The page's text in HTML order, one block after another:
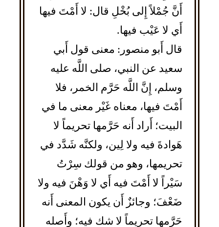
أَنَّ جُمْلاً إِلى بُخْلِ قال: لا أَمْتَ فيها
أَي لا عَيْب فيها.
قال أَبو منصور: معنى قول أَبي
سعيد عن النبي، صلى اللَّه عليه
وسلم، إِنَّ اللَّه حَرَّم الخمر، فلا
أَمْتَ فيها، معناه غَيْر معنى ما في
البيت؛ أَراد أَنه حَرَّمها تحريماً لا
هَوادةَ فيه ولا لِين، ولكنَّه شَدَّد في
تحريمها، وهو من قولك سِرْتُ
سَيْراً لا أَمْتَ فيه أَي لا وَهْنَ فيه ولا
ضَعْفَ؛ وجائزٌ أَن يكون المعنى أَنه
حَرَّمها تحريماً لا شك فيه؛ وأَصله